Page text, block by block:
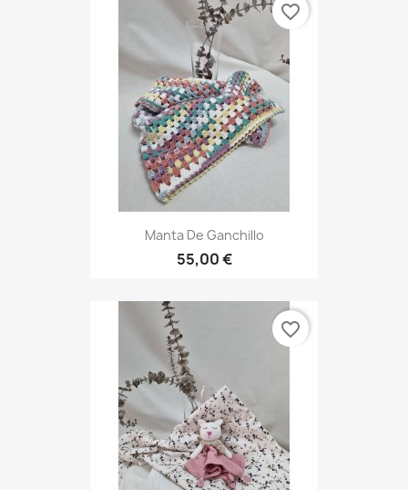
Manta De Ganchillo
55,00 €
favorite_border
favorite_border